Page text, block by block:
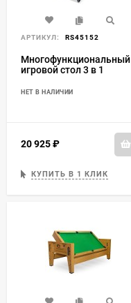
АРТИКУЛ: RS45152
Многофункциональный
игровой стол 3 в 1
НЕТ В НАЛИЧИИ
20 925
КУПИТЬ В 1 КЛИК